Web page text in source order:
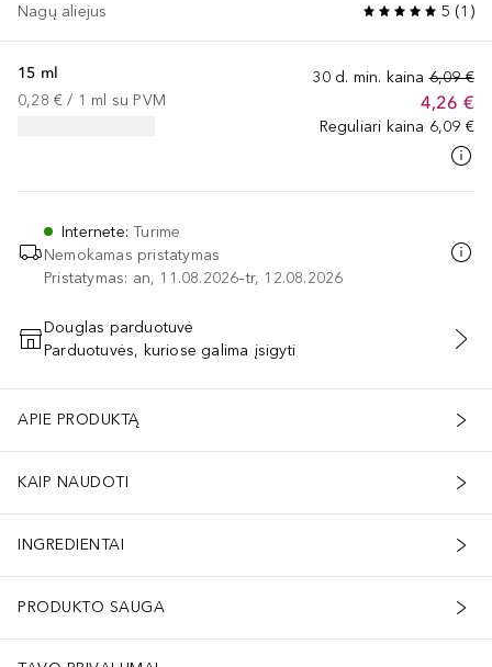
Nagų aliejus 5 (1 )
30 d. min. kaina 6,09 €
4,26 €
Reguliari kaina 6,09 €
15 ml
0,28 € / 1 ml su PVM
Internete:Turime
Nemokamas pristatymas
Pristatymas: an, 11.08.2026–tr, 12.08.2026
PRIDĖTI Į KREPŠELĮ
Douglas parduotuvė
Parduotuvės, kuriose galima įsigyti
APIE PRODUKTĄ
KAIP NAUDOTI
INGREDIENTAI
PRODUKTO SAUGA